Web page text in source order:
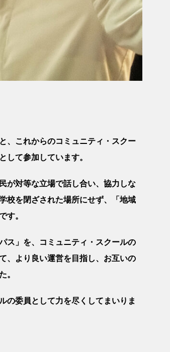
、これからのコミュニティ・スクー
して参加しています。
が対等な立場で話し合い、協力しな
校を閉ざされた場所にせず、「地域
す。
ス」を、コミュニティ・スクールの
、より良い運営を目指し、お互いの
。
の委員として力を尽くしてまいりま